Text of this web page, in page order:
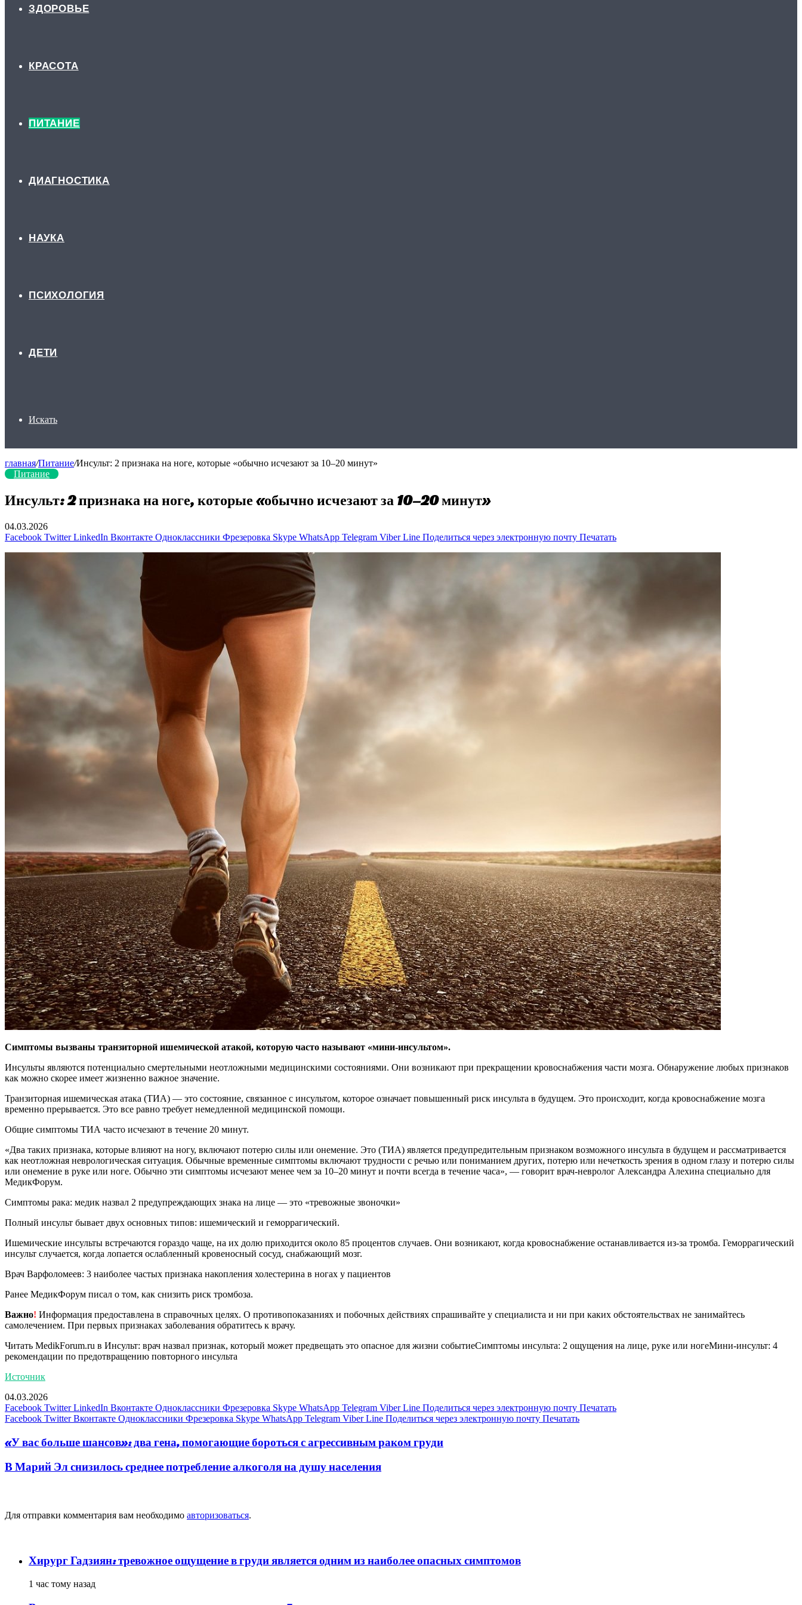
ЗДОРОВЬЕ
КРАСОТА
ПИТАНИЕ
ДИАГНОСТИКА
НАУКА
ПСИХОЛОГИЯ
ДЕТИ
Искать
главная/Питание/Инсульт: 2 признака на ноге, которые «обычно исчезают за 10–20 минут»
Питание
Инсульт: 2 признака на ноге, которые «обычно исчезают за 10–20 минут»
04.03.2026
Facebook Twitter LinkedIn Вконтакте Одноклассники Фрезеровка Skype WhatsApp Telegram Viber Line Поделиться через электронную почту Печатать
Симптомы вызваны транзиторной ишемической атакой, которую часто называют «мини-инсультом».
Инсульты являются потенциально смертельными неотложными медицинскими состояниями. Они возникают при прекращении кровоснабжения части мозга. Обнаружение любых признаков
как можно скорее имеет жизненно важное значение.
Транзиторная ишемическая атака (ТИА) — это состояние, связанное с инсультом, которое означает повышенный риск инсульта в будущем. Это происходит, когда кровоснабжение мозга
временно прерывается. Это все равно требует немедленной медицинской помощи.
Общие симптомы ТИА часто исчезают в течение 20 минут.
«Два таких признака, которые влияют на ногу, включают потерю силы или онемение. Это (ТИА) является предупредительным признаком возможного инсульта в будущем и рассматривается
как неотложная неврологическая ситуация. Обычные временные симптомы включают трудности с речью или пониманием других, потерю или нечеткость зрения в одном глазу и потерю силы
или онемение в руке или ноге. Обычно эти симптомы исчезают менее чем за 10–20 минут и почти всегда в течение часа», — говорит врач-невролог Александра Алехина специально для
МедикФорум.
Симптомы рака: медик назвал 2 предупреждающих знака на лице — это «тревожные звоночки»
Полный инсульт бывает двух основных типов: ишемический и геморрагический.
Ишемические инсульты встречаются гораздо чаще, на их долю приходится около 85 процентов случаев. Они возникают, когда кровоснабжение останавливается из-за тромба. Геморрагический
инсульт случается, когда лопается ослабленный кровеносный сосуд, снабжающий мозг.
Врач Варфоломеев: 3 наиболее частых признака накопления холестерина в ногах у пациентов
Ранее МедикФорум писал о том, как снизить риск тромбоза.
Важно! Информация предоставлена в справочных целях. О противопоказаниях и побочных действиях спрашивайте у специалиста и ни при каких обстоятельствах не занимайтесь
самолечением. При первых признаках заболевания обратитесь к врачу.
Читать MedikForum.ru в Инсульт: врач назвал признак, который может предвещать это опасное для жизни событиеСимптомы инсульта: 2 ощущения на лице, руке или ногеМини-инсульт: 4
рекомендации по предотвращению повторного инсульта
Источник
04.03.2026
Facebook Twitter LinkedIn Вконтакте Одноклассники Фрезеровка Skype WhatsApp Telegram Viber Line Поделиться через электронную почту Печатать
Facebook Twitter Вконтакте Одноклассники Фрезеровка Skype WhatsApp Telegram Viber Line Поделиться через электронную почту Печатать
«У вас больше шансов»: два гена, помогающие бороться с агрессивным раком груди
В Марий Эл снизилось среднее потребление алкоголя на душу населения
Для отправки комментария вам необходимо авторизоваться.
Хирург Гадзиян: тревожное ощущение в груди является одним из наиболее опасных симптомов
1 час тому назад